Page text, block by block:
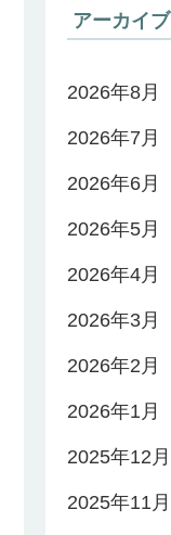
アーカイブ
2026年8月
2026年7月
2026年6月
2026年5月
2026年4月
2026年3月
2026年2月
2026年1月
2025年12月
2025年11月